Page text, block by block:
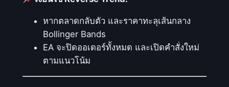
ใ
หากตลาดกลับตัว และราคาทะลุเส้นกลาง
Bollinger Bands
EA จะปิดออเดอร์ทั้งหมด และเปิดคำสั่งใหม่
ตามแนวโน้ม